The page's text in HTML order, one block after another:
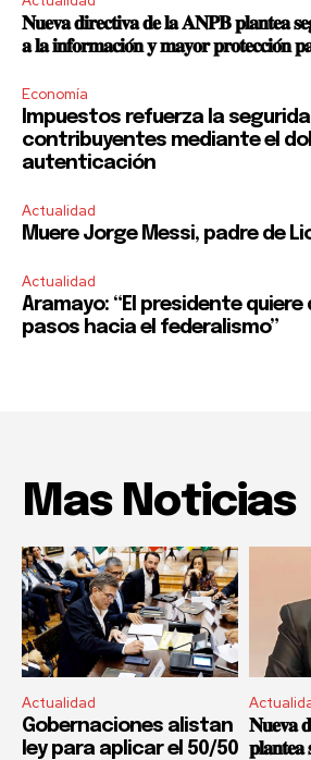
𝐍𝐮𝐞𝐯𝐚 𝐝𝐢𝐫𝐞𝐜𝐭𝐢𝐯𝐚 𝐝𝐞 𝐥𝐚 𝐀𝐍𝐏𝐁 𝐩𝐥𝐚𝐧𝐭𝐞𝐚
𝐚 𝐥𝐚 𝐢𝐧𝐟𝐨𝐫𝐦𝐚𝐜𝐢𝐨́𝐧 𝐲 𝐦𝐚𝐲𝐨𝐫 𝐩𝐫𝐨𝐭𝐞𝐜𝐜𝐢𝐨́𝐧
Economía
Impuestos refuerza la
contribuyentes mediante el
autenticación
Actualidad
Muere Jorge Messi, padre de
Actualidad
Aramayo: “El presidente quiere
pasos hacia el federalismo”
Mas Noticias
Actualidad
Gobernaciones alistan
ley para aplicar el 50/50
𝐍𝐮𝐞𝐯𝐚
𝐩𝐥𝐚𝐧𝐭𝐞𝐚